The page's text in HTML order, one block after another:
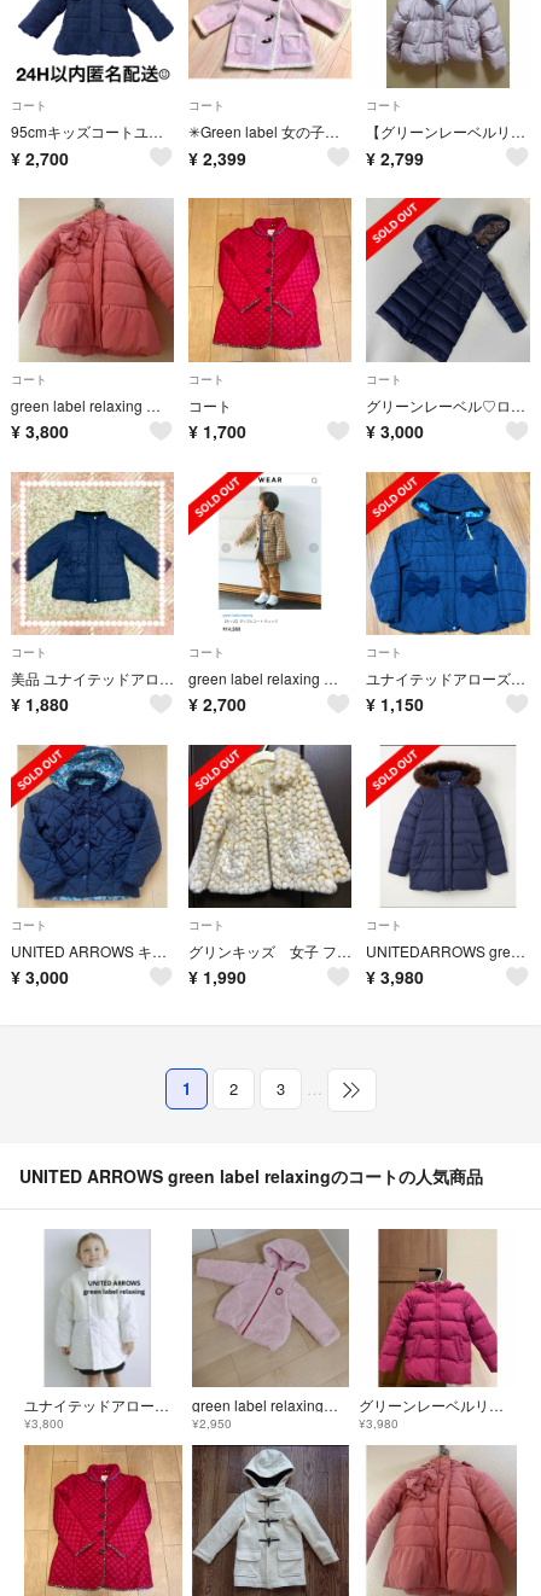
コート
95cmキッズコートユナイテッドアローズシンプルグリーンレーベルリラクシング 紺
¥ 2,700
コート
✳︎Green label 女の子アウター95✳︎
¥ 2,399
コート
【グリーンレーベルリラクシング】キッズダウン
¥ 2,799
コート
green label relaxing キッズ アウター 135cm
¥ 3,800
コート
コート
¥ 1,700
コート
グリーンレーベル♡ロングコートダウン80%
¥ 3,000
コート
美品 ユナイテッドアローズ 95 中綿ジャケット コート ジャンパー アウター
¥ 1,880
コート
green label relaxing ダッフルコート キッズ 105
¥ 2,700
コート
ユナイテッドアローズ ダウンコート 125
¥ 1,150
コート
UNITED ARROWS キッズ コート 135
¥ 3,000
コート
グリンキッズ 女子 ファー風コート Grin Kids 115
¥ 1,990
コート
UNITEDARROWS greenlabelrelaxingダウンコート
¥ 3,980
1 2 3 …
UNITED ARROWS green label relaxingのコートの人気商品
ユナイテッドアローズ グリーンレーベル キッズ 120 130サイズファーコート
¥3,800
green label relaxing☆中綿ボア リバーシブル ブルゾン
¥2,950
グリーンレーベルリラクシング ダウンコート 135㎝
¥3,980